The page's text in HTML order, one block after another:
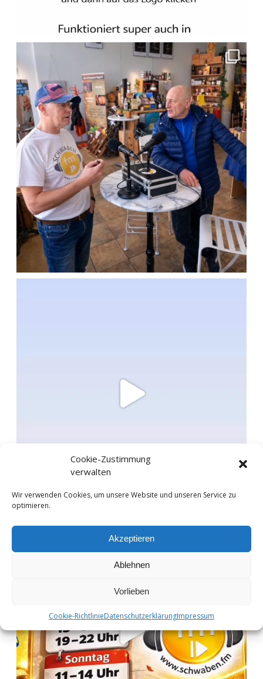
Cookie-Zustimmung
verwalten
Wir verwenden Cookies, um unsere Website und unseren Service zu
optimieren.
Akzeptieren
Ablehnen
Vorlieben
Cookie-RichtlinieDatenschutzerklärungImpressum